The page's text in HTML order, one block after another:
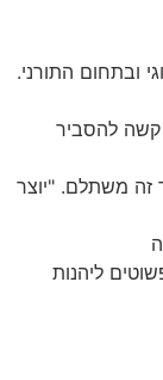
ובתחום התורני.
קשה להסביר
זה משתלם. "יוצר
ליהנות